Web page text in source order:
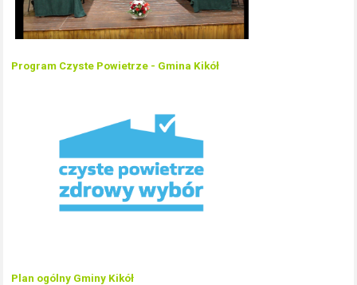
Program Czyste Powietrze - Gmina Kikół
Plan ogólny Gminy Kikół